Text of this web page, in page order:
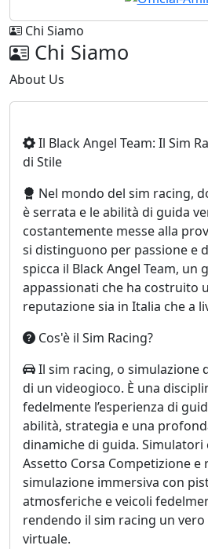
Chi Siamo
Chi Siamo
About Us
Il Black Angel Team: Il Sim
di Stile
Nel mondo del sim racing,
è serrata e le abilità di guida
costantemente messe alla
si distinguono per passione e
spicca il Black Angel Team, un
appassionati che ha costruito
reputazione sia in Italia che a
Cos'è il Sim Racing?
Il sim racing, o simulazione
di un videogioco. È una
fedelmente l’esperienza di
abilità, strategia e una
dinamiche di guida. Simulatori
Assetto Corsa Competizione
simulazione immersiva con
atmosferiche e veicoli
rendendo il sim racing un
virtuale.